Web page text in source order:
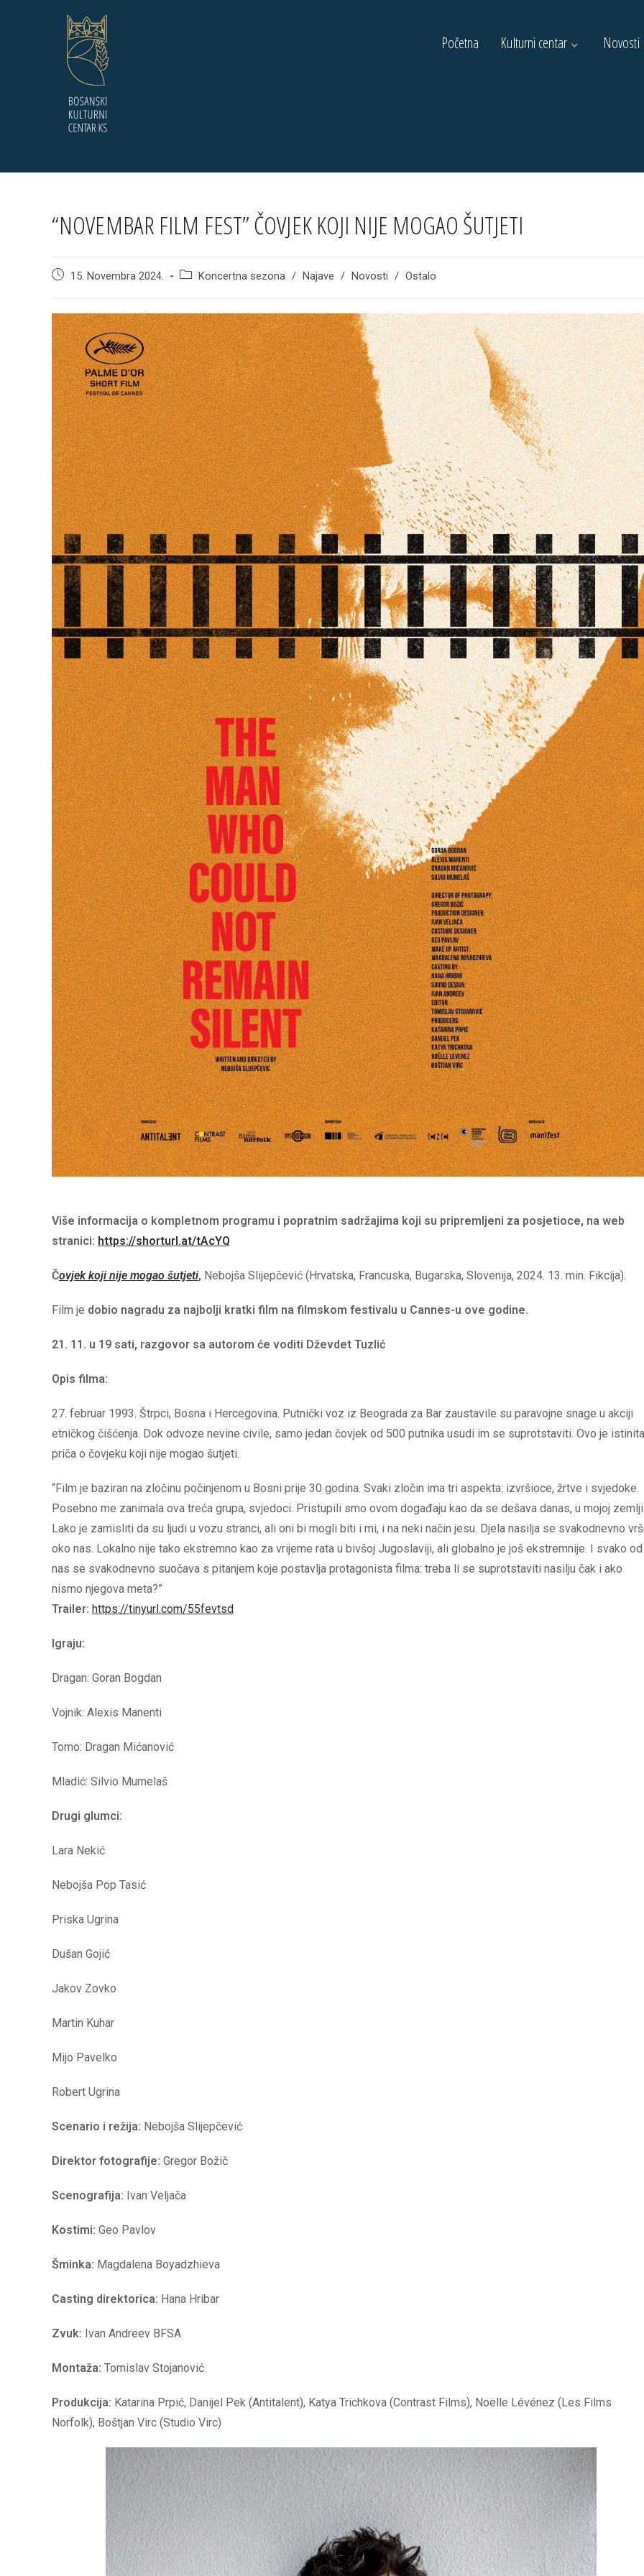
Početna Kulturni centar Novosti
“NOVEMBAR FILM FEST” ČOVJEK KOJI NIJE MOGAO ŠUTJETI
Post15. Novembra 2024.
PostKoncertna sezona / Najave / Novosti / Ostalo
Više informacija o kompletnom programu i popratnim sadržajima koji su pripremljeni za posjetioce, na web
stranici: https://shorturl.at/tAcYQ
Čovjek koji nije mogao šutjeti, Nebojša Slijepčević (Hrvatska, Francuska, Bugarska, Slovenija, 2024. 13. min. Fikcija).
Film je dobio nagradu za najbolji kratki film na filmskom festivalu u Cannes-u ove godine.
21. 11. u 19 sati, razgovor sa autorom će voditi Dževdet Tuzlić
Opis filma:
27. februar 1993. Štrpci, Bosna i Hercegovina. Putnički voz iz Beograda za Bar zaustavile su paravojne snage u akciji
etničkog čišćenja. Dok odvoze nevine civile, samo jedan čovjek od 500 putnika usudi im se suprotstaviti. Ovo je istinita
priča o čovjeku koji nije mogao šutjeti.
“Film je baziran na zločinu počinjenom u Bosni prije 30 godina. Svaki zločin ima tri aspekta: izvršioce, žrtve i svjedoke.
Posebno me zanimala ova treća grupa, svjedoci. Pristupili smo ovom događaju kao da se dešava danas, u mojoj zemlji.
Lako je zamisliti da su ljudi u vozu stranci, ali oni bi mogli biti i mi, i na neki način jesu. Djela nasilja se svakodnevno
oko nas. Lokalno nije tako ekstremno kao za vrijeme rata u bivšoj Jugoslaviji, ali globalno je još ekstremnije. I svako od
nas se svakodnevno suočava s pitanjem koje postavlja protagonista filma: treba li se suprotstaviti nasilju čak i ako
nismo njegova meta?”
Trailer: https://tinyurl.com/55fevtsd
Igraju:
Dragan: Goran Bogdan
Vojnik: Alexis Manenti
Tomo: Dragan Mićanović
Mladić: Silvio Mumelaš
Drugi glumci:
Lara Nekić
Nebojša Pop Tasić
Priska Ugrina
Dušan Gojić
Jakov Zovko
Martin Kuhar
Mijo Pavelko
Robert Ugrina
Scenario i režija: Nebojša Slijepčević
Direktor fotografije: Gregor Božič
Scenografija: Ivan Veljača
Kostimi: Geo Pavlov
Šminka: Magdalena Boyadzhieva
Casting direktorica: Hana Hribar
Zvuk: Ivan Andreev BFSA
Montaža: Tomislav Stojanović
Produkcija: Katarina Prpić, Danijel Pek (Antitalent), Katya Trichkova (Contrast Films), Noëlle Lévénez (Les Films
Norfolk), Boštjan Virc (Studio Virc)